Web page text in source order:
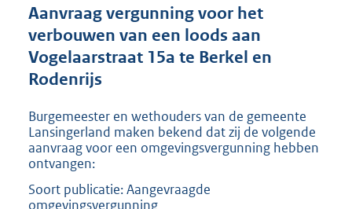
r
o
t
2
3
0
b
Aanvraag vergunning voor het
verbouwen van een loods aan
Vogelaarstraat 15a te Berkel en
Rodenrijs
Burgemeester en wethouders van de gemeente
Lansingerland maken bekend dat zij de volgende
aanvraag voor een omgevingsvergunning hebben
ontvangen:
Soort publicatie: Aangevraagde
omgevingsvergunning